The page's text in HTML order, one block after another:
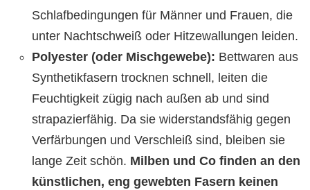
Schlafbedingungen für Männer und Frauen, die
unter Nachtschweiß oder Hitzewallungen leiden.
Polyester (oder Mischgewebe): Bettwaren aus
Synthetikfasern trocknen schnell, leiten die
Feuchtigkeit zügig nach außen ab und sind
strapazierfähig. Da sie widerstandsfähig gegen
Verfärbungen und Verschleiß sind, bleiben sie
lange Zeit schön. Milben und Co finden an den
künstlichen, eng gewebten Fasern keinen